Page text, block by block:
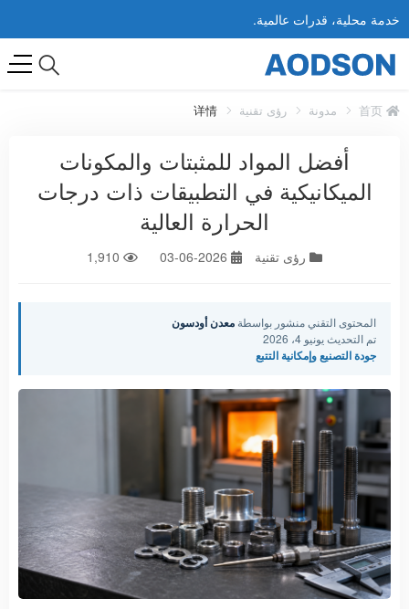
خدمة محلية، قدرات عالمية.
مدونة رؤى تقنية 详情
أفضل المواد للمثبتات والمكونات
الميكانيكية في التطبيقات ذات درجات
الحرارة العالية
رؤى تقنية 2026-06-03
المحتوى التقني منشور بواسطة معدن أودسون
تم التحديث يونيو 4، 2026
جودة التصنيع وإمكانية التتبع